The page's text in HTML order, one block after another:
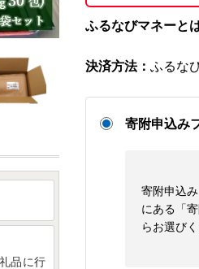
ふるなびマネーと
決済方法： ふるな
寄附申込み
寄附申込
にある「
らお選びく
品に行